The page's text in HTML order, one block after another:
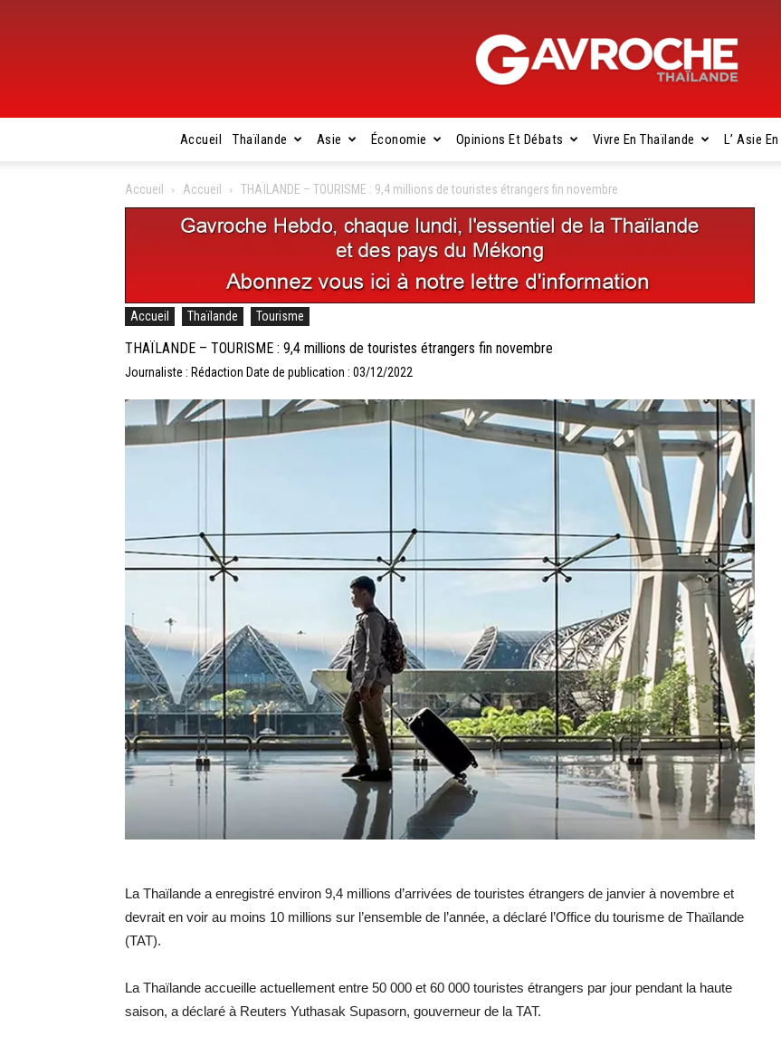
Gavroche
Accueil Thaïlande Asie Économie Opinions Et Débats Vivre En Thaïlande L’ Asie
Accueil Accueil THAÏLANDE – TOURISME : 9,4 millions de touristes étrangers fin novembre
Accueil Thaïlande Tourisme
THAÏLANDE – TOURISME : 9,4 millions de touristes étrangers fin novembre
Journaliste : Rédaction Date de publication : 03/12/2022
La Thaïlande a enregistré environ 9,4 millions d’arrivées de touristes étrangers de janvier à novembre et
devrait en voir au moins 10 millions sur l’ensemble de l’année, a déclaré l’Office du tourisme de Thaïlande
(TAT).
La Thaïlande accueille actuellement entre 50 000 et 60 000 touristes étrangers par jour pendant la haute
saison, a déclaré à Reuters Yuthasak Supasorn, gouverneur de la TAT.